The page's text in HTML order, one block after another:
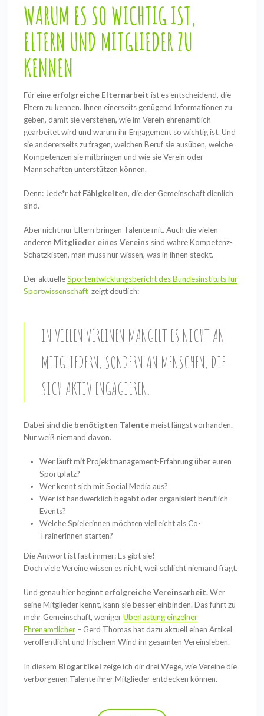
WARUM ES SO WICHTIG IST,
ELTERN UND MITGLIEDER ZU
KENNEN
Für eine erfolgreiche Elternarbeit ist es entscheidend, die
Eltern zu kennen. Ihnen einerseits genügend Informationen zu
geben, damit sie verstehen, wie im Verein ehrenamtlich
gearbeitet wird und warum ihr Engagement so wichtig ist. Und
sie andererseits zu fragen, welchen Beruf sie ausüben, welche
Kompetenzen sie mitbringen und wie sie Verein oder
Mannschaften unterstützen können.
Denn: Jede*r hat Fähigkeiten, die der Gemeinschaft dienlich
sind.
Aber nicht nur Eltern bringen Talente mit. Auch die vielen
anderen Mitglieder eines Vereins sind wahre Kompetenz-
Schatzkisten, man muss nur wissen, was in ihnen steckt.
Der aktuelleSportentwicklungsbericht des Bundesinstituts für
Sportwissenschaft zeigt deutlich:
IN VIELEN VEREINEN MANGELT ES NICHT AN
MITGLIEDERN, SONDERN AN MENSCHEN, DIE
SICH AKTIV ENGAGIEREN.
Dabei sind die benötigten Talentemeist längst vorhanden.
Nur weiß niemand davon.
Wer läuft mit Projektmanagement-Erfahrung über euren
Sportplatz?
Wer kennt sich mit Social Media aus?
Wer ist handwerklich begabt oder organisiert beruflich
Events?
Welche Spielerinnen möchten vielleicht als Co-
Trainerinnen starten?
Die Antwort ist fast immer: Es gibt sie!
Doch viele Vereine wissen es nicht, weil schlicht niemand fragt.
Und genau hier beginnt erfolgreiche Vereinsarbeit.Wer
seine Mitglieder kennt, kann sie besser einbinden. Das führt zu
mehr Gemeinschaft, wenigerÜberlastung einzelner
Ehrenamtlicher – Gerd Thomas hat dazu aktuell einen Artikel
veröffentlicht und frischem Wind im gesamten Vereinsleben.
In diesem Blogartikel zeige ich dir drei Wege, wie Vereine die
verborgenen Talente ihrer Mitglieder entdecken können.